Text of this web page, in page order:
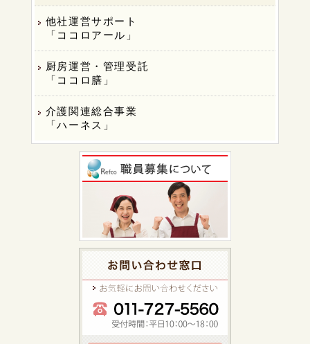
他社運営サポート
「ココロアール」
厨房運営・管理受託
「ココロ膳」
介護関連総合事業
「ハーネス」